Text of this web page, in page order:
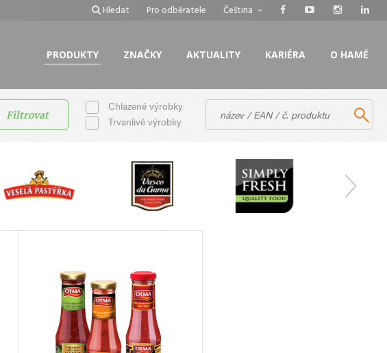
PRODUKTY ZNAČKY AKTUALITY KARIÉRA O HAMÉ
Čeština
Pro odběratele
Hledat
Filtrovat
Chlazené výrobky
Trvanlivé výrobky